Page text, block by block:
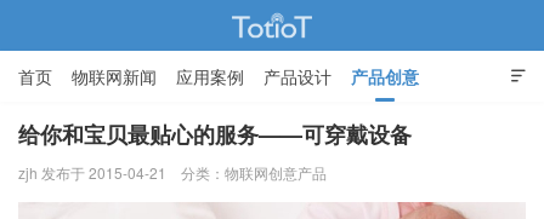
物联网的那些事 - Totiot

首页 物联网新闻 应用案例 产品设计 产品创意
智能家居
给你和宝贝最贴心的服务——可穿戴设备
zjh 发布于 2015-04-21 分类： 物联网创意产品